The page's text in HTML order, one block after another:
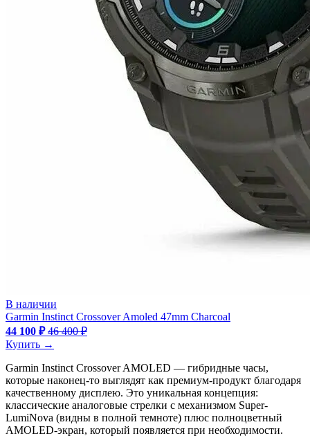
В наличии
Garmin Instinct Crossover Amoled 47mm Charcoal
44 100 ₽ 46 400 ₽
Купить →
Garmin Instinct Crossover AMOLED — гибридные часы,
которые наконец-то выглядят как премиум-продукт благодаря
качественному дисплею. Это уникальная концепция:
классические аналоговые стрелки с механизмом Super-
LumiNova (видны в полной темноте) плюс полноцветный
AMOLED-экран, который появляется при необходимости.